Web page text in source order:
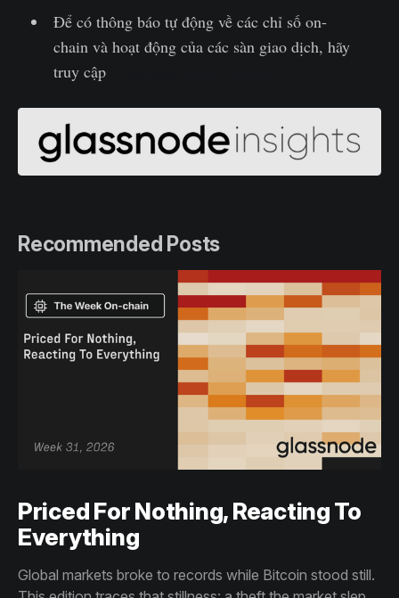
Để có thông báo tự động về các chỉ số on-
chain và hoạt động của các sàn giao dịch, hãy
truy cập
Recommended Posts
Priced For Nothing, Reacting To
Everything
Global markets broke to records while Bitcoin stood still.